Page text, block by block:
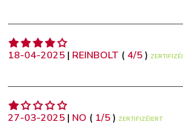
18-04-2025 | REINBOLT ( 4/5)
27-03-2025 | NO ( 1/5) ZERTIFIZÉIERT